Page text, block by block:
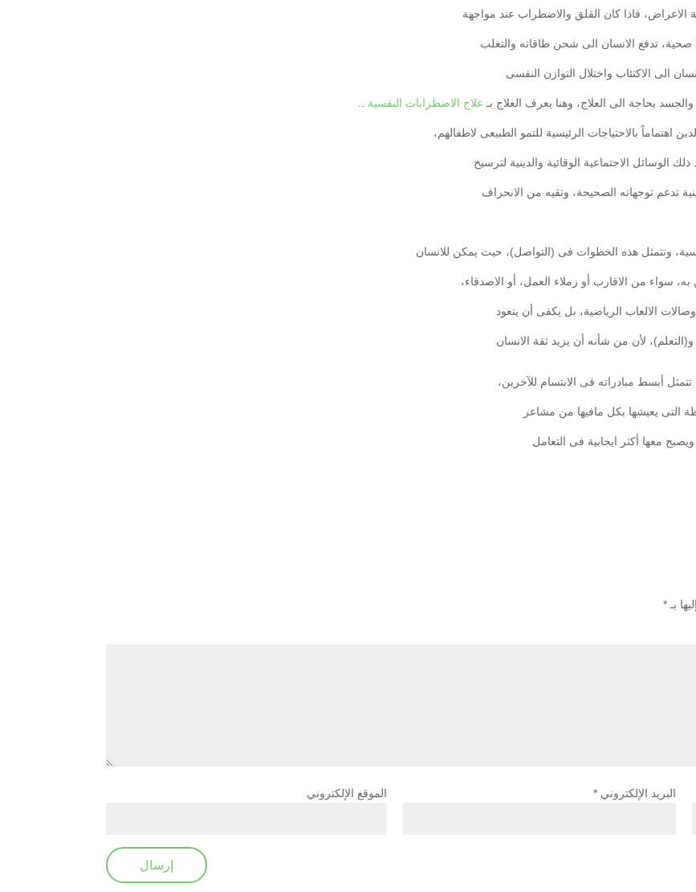
فاذا كان القلق والاضطراب عند مواجهة
تدفع الانسان الى شحن طاقاته والتغلب
الى الاكتئاب واختلال التوازن النفسى
بحاجة الى العلاج، وهنا يعرف العلاج بـ علاج الاضطرابات النفسية
اهتماماً بالاحتياجات الرئيسية للنمو الطبيعى لاطفالهم،
الوسائل الاجتماعية الوقائية والدينية لترسيخ
تدعم توجهاته الصحيحة، وتقيه من الانحراف
سواء من الاقارب أو زملاء العمل، أو الاصدقاء،
الالعاب الرياضية، بل يكفى أن يتعود
أبسط مبادراته فى الابتسام للآخرين،
التى يعيشها بكل مافيها من مشاعر
معها أكثر ايجابية فى التعامل
بـ *
البريد الإلكتروني * الموقع الإلكتروني